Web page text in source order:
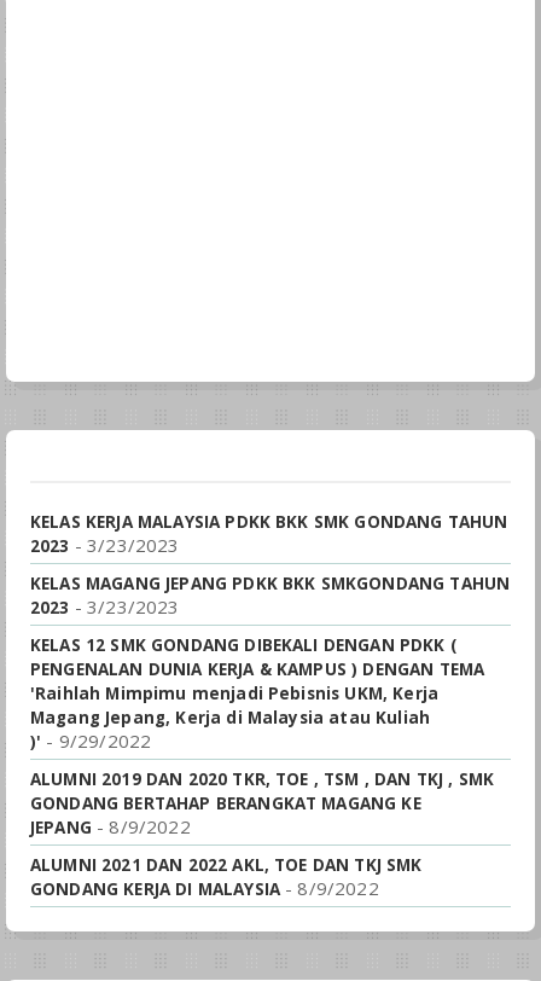
KELAS KERJA MALAYSIA PDKK BKK SMK GONDANG TAHUN
2023 - 3/23/2023
KELAS MAGANG JEPANG PDKK BKK SMKGONDANG TAHUN
2023 - 3/23/2023
KELAS 12 SMK GONDANG DIBEKALI DENGAN PDKK (
PENGENALAN DUNIA KERJA & KAMPUS ) DENGAN TEMA
'Raihlah Mimpimu menjadi Pebisnis UKM, Kerja
Magang Jepang, Kerja di Malaysia atau Kuliah
)' - 9/29/2022
ALUMNI 2019 DAN 2020 TKR, TOE , TSM , DAN TKJ , SMK
GONDANG BERTAHAP BERANGKAT MAGANG KE
JEPANG - 8/9/2022
ALUMNI 2021 DAN 2022 AKL, TOE DAN TKJ SMK
GONDANG KERJA DI MALAYSIA- 8/9/2022